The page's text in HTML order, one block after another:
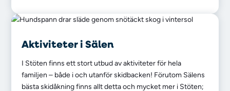
Aktiviteter i Sälen
I Stöten finns ett stort utbud av aktiviteter för hela
familjen – både i och utanför skidbacken! Förutom Sälens
bästa skidåkning finns allt detta och mycket mer i Stöten;